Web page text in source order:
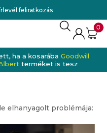
feliratkozás
0
ha a kosarába Goodwill
terméket is tesz
elhanyagolt problémája: